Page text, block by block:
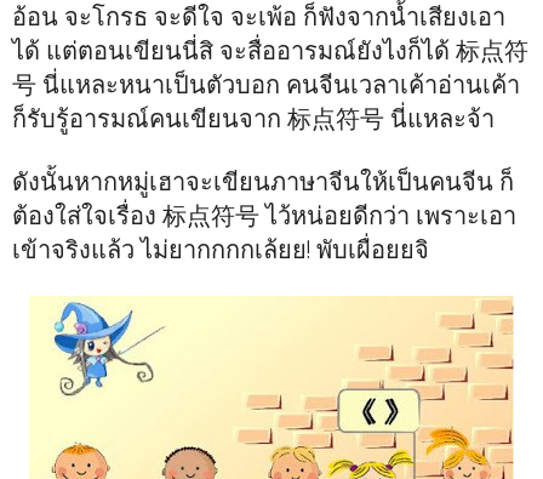
อ้อน จะโกรธ จะดีใจ จะเพ้อ ก็ฟังจากน้ำเสียงเอา
ได้ แต่ตอนเขียนนี่สิ จะสื่ออารมณ์ยังไงก็ได้ 标点符
号 นี่แหละหนาเป็นตัวบอก คนจีนเวลาเค้าอ่านเค้า
ก็รับรู้อารมณ์คนเขียนจาก 标点符号 นี่แหละจ้า
ดังนั้นหากหมู่เฮาจะเขียนภาษาจีนให้เป็นคนจีน ก็
ต้องใส่ใจเรื่อง 标点符号 ไว้หน่อยดีกว่า เพราะเอา
เข้าจริงแล้ว ไม่ยากกกกเล้ยย! พับเผื่อยยจิ